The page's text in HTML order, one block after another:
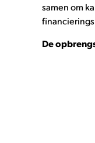
samen om
De